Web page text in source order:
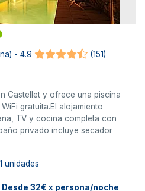
- 4.9
(151)
Castellet y ofrece una piscina
gratuita.El alojamiento
TV y cocina completa con
privado incluye secador
1 unidades
Desde 32€ x persona/noche